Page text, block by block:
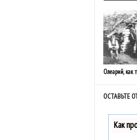
Олеарий, как
ОСТАВЬТЕ
Как